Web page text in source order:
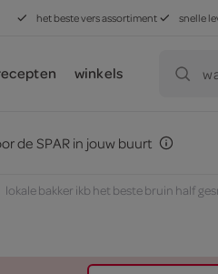
het beste vers assortiment snelle
winkels
de SPAR in jouw buurt
lokale bakker ikb het beste bruin half